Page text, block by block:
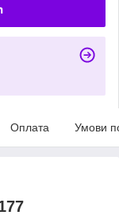
Оплата Умови